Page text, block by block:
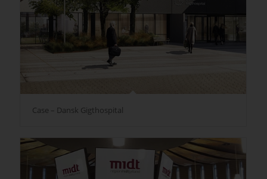
Case – Dansk Gigthospital